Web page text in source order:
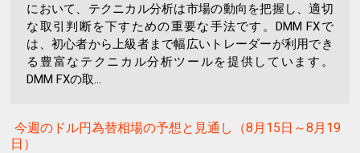
において、テクニカル分析は市場の動向を把握し、適切
な取引判断を下すための重要な手法です。DMM FXで
は、初心者から上級者まで幅広いトレーダーが利用でき
る豊富なテクニカル分析ツールを提供しています。
DMM FXの取...
今週のドル円為替相場の予想と見通し（8月15日～8月19
日）